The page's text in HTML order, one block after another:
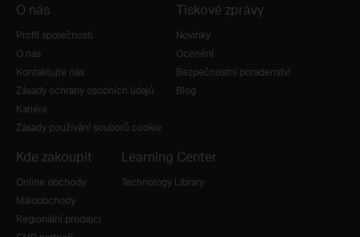
O nás
Profil společnosti
O nás
Kontaktujte nás
Zásady ochrany osobních údajů
Kariéra
Zásady používání souborů cookie
Tiskové zprávy
Novinky
Ocenění
Bezpečnostní poradenství
Blog
Kde zakoupit
Online obchody
Maloobchody
Regionální prodejci
Learning Center
Technology Library